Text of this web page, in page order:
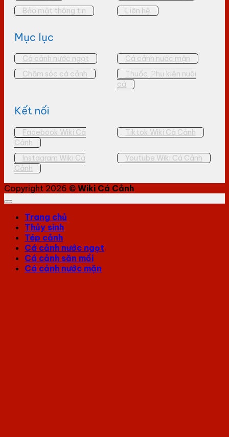
Bảo mật thông tin
Liên hệ
Mục lục
Cá cảnh nước ngọt
Cá cảnh nước mặn
Chăm sóc cá cảnh
Thuốc, Phụ kiện nuôi
cá
Kết nối
Facebook Wiki Cá
Cảnh
Tiktok Wiki Cá Cảnh
Instagram Wiki Cá
Cảnh
Youtube Wiki Cá Cảnh
Copyright 2026 © Wiki Cá Cảnh
Trang chủ
Thủy sinh
Tép cảnh
Cá cảnh nước ngọt
Cá cảnh săn mồi
Cá cảnh nước mặn